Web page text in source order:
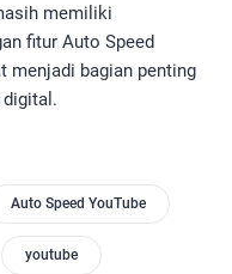
memiliki
fitur Auto Speed
menjadi bagian penting
Auto Speed YouTube
youtube